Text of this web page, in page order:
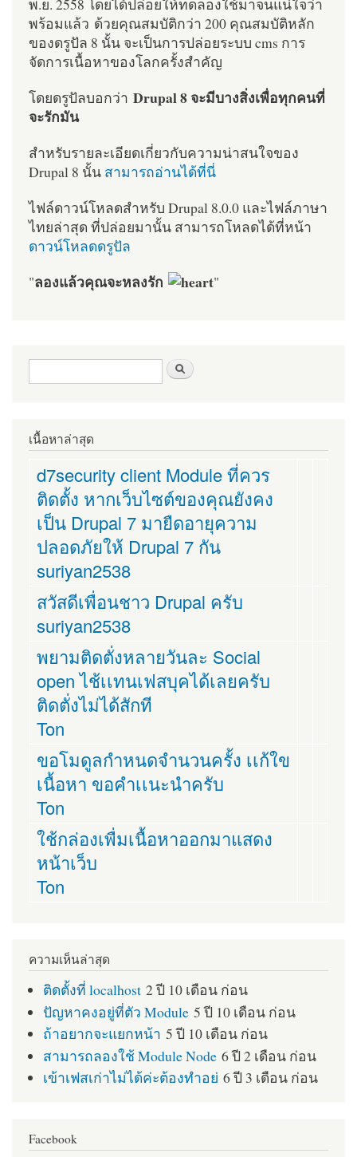
พร้อมแล้ว ด้วยคุณสมบัติกว่า 200 คุณสมบัติหลัก
ของดรูปัล 8 นั้น จะเป็นการปล่อยระบบ cms การ
จัดการเนื้อหาของโลกครั้งสำคัญ
โดยดรูปัลบอกว่า Drupal 8 จะมีบางสิ่งเพื่อทุกคนที่
จะรักมัน
สำหรับรายละเอียดเกี่ยวกับความน่าสนใจของ
Drupal 8 นั้น สามารถอ่านได้ที่นี่
ไฟล์ดาวน์โหลดสำหรับ Drupal 8.0.0 และไฟล์ภาษา
ไทยล่าสุด ที่ปล่อยมานั้น สามารถโหลดได้ที่หน้า
ดาวน์โหลดดรูปัล
"ลองแล้วคุณจะหลงรัก "
ฟอร์มค้นหา
เนื้อหาล่าสุด
d7security client Module ที่ควร
ติดตั้ง หากเว็บไซต์ของคุณยังคง
เป็น Drupal 7 มายืดอายุความ
ปลอดภัยให้ Drupal 7 กัน
suriyan2538
สวัสดีเพื่อนชาว Drupal ครับ
suriyan2538
พยามติดตั่งหลายวันละ Social
open ไช้เเทนเฟสบุคได้เลยครับ
ติดตั่งไม่ได้สักที
Ton
ขอโมดูลกำหนดจำนวนครั้ง เเก้ใข
เนื้อหา ขอคำเเนะนำครับ
Ton
ใช้กล่องเพื่มเนื้อหาออกมาแสดง
หน้าเว็บ
Ton
ความเห็นล่าสุด
ติดตั้งที่ localhost 2 ปี 10 เดือน ก่อน
ปัญหาคงอยู่ที่ตัว Module 5 ปี 10 เดือน ก่อน
ถ้าอยากจะแยกหน้า 5 ปี 10 เดือน ก่อน
สามารถลองใช้ Module Node 6 ปี 2 เดือน ก่อน
เข้าเฟสเก่าไม่ได้ค่ะต้องทำอย่ 6 ปี 3 เดือน ก่อน
Facebook